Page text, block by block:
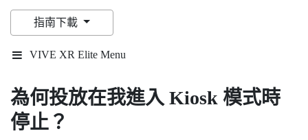
指南下載
VIVE XR Elite Menu
為何投放在我進入 Kiosk 模式時
停止？